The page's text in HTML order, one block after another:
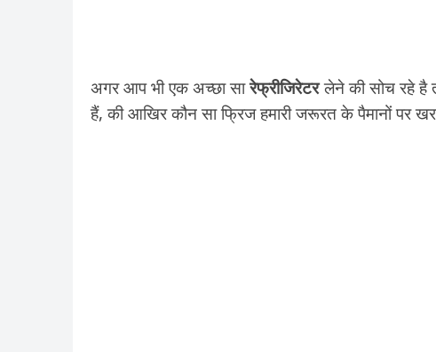
अगर आप भी एक अच्छा सारेफ्रीजिरेटरलेने की सोच रहे है
हैं, की आखिर कौन सा फ्रिज हमारी जरूरत के पैमानों पर